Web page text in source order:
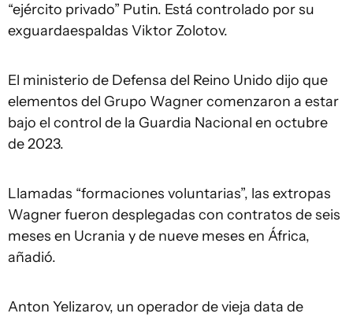
“ejército privado” Putin. Está controlado por su
exguardaespaldas Viktor Zolotov.
El ministerio de Defensa del Reino Unido dijo que
elementos del Grupo Wagner comenzaron a estar
bajo el control de la Guardia Nacional en octubre
de 2023.
Llamadas “formaciones voluntarias”, las extropas
Wagner fueron desplegadas con contratos de seis
meses en Ucrania y de nueve meses en África,
añadió.
Anton Yelizarov, un operador de vieja data de